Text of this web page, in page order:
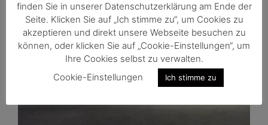
finden Sie in unserer Datenschutzerklärung am Ende der
Seite. Klicken Sie auf „Ich stimme zu“, um Cookies zu
akzeptieren und direkt unsere Webseite besuchen zu
können, oder klicken Sie auf „Cookie-Einstellungen“, um
Ihre Cookies selbst zu verwalten.
Cookie-Einstellungen
Ich stimme zu